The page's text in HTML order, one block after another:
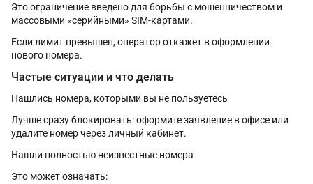
Это ограничение введено для борьбы с мошенничеством и
массовыми «серийными» SIM-картами.
Если лимит превышен, оператор откажет в оформлении
нового номера.
Частые ситуации и что делать
Нашлись номера, которыми вы не пользуетесь
Лучше сразу блокировать: оформите заявление в офисе или
удалите номер через личный кабинет.
Нашли полностью неизвестные номера
Это может означать: